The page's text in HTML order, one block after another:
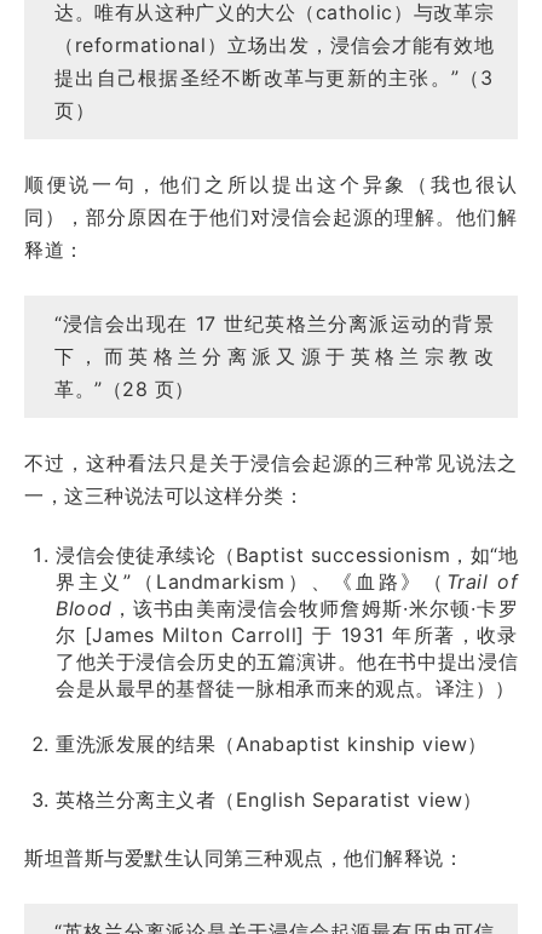
达。唯有从这种广义的大公（catholic）与改革宗
（reformational）立场出发，浸信会才能有效地
提出自己根据圣经不断改革与更新的主张。”（3
页）
顺便说一句，他们之所以提出这个异象（我也很认
同），部分原因在于他们对浸信会起源的理解。他们解
释道：
“浸信会出现在 17 世纪英格兰分离派运动的背景
下，而英格兰分离派又源于英格兰宗教改
革。”（28 页）
不过，这种看法只是关于浸信会起源的三种常见说法之
一，这三种说法可以这样分类：
浸信会使徒承续论（Baptist successionism，如“地
界主义”（Landmarkism）、《血路》（ Trail of
Blood ，该书由美南浸信会牧师詹姆斯·米尔顿·卡罗
尔 [James Milton Carroll] 于 1931 年所著，收录
了他关于浸信会历史的五篇演讲。他在书中提出浸信
会是从最早的基督徒一脉相承而来的观点。译注））
重洗派发展的结果（Anabaptist kinship view）
英格兰分离主义者（English Separatist view）
斯坦普斯与爱默生认同第三种观点，他们解释说：